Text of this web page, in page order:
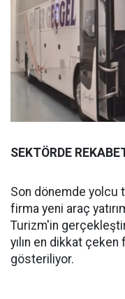
SEKTÖRDE
Son dönemde yolcu
firma yeni araç
Turizm'in
yılın en dikkat çeken
gösteriliyor.